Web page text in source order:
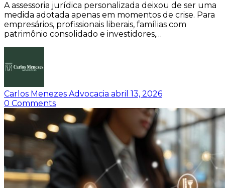
A assessoria jurídica personalizada deixou de ser uma
medida adotada apenas em momentos de crise. Para
empresários, profissionais liberais, famílias com
patrimônio consolidado e investidores,…
Carlos Menezes Advocacia abril 13, 2026
0 Comments